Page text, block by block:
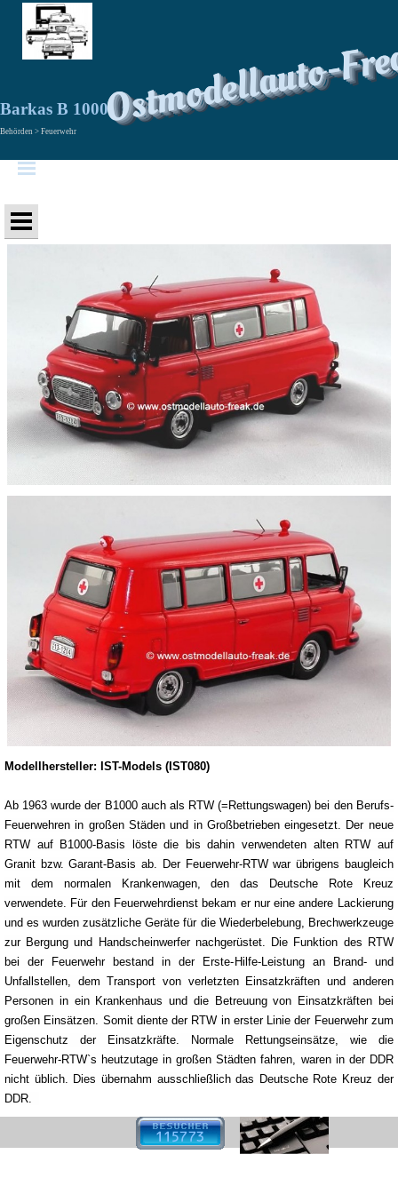
Ostmodellauto-
Barkas B 1000 RTW
Behörden > Feuerwehr
Modellhersteller: IST-Models (IST080)
Ab 1963 wurde der B1000 auch als RTW (=Rettungswagen) bei den Berufs-
Feuerwehren in großen Städen und in Großbetrieben eingesetzt. Der neue
RTW auf B1000-Basis löste die bis dahin verwendeten alten RTW auf
Granit bzw. Garant-Basis ab. Der Feuerwehr-RTW war übrigens baugleich
mit dem normalen Krankenwagen, den das Deutsche Rote Kreuz
verwendete. Für den Feuerwehrdienst bekam er nur eine andere Lackierung
und es wurden zusätzliche Geräte für die Wiederbelebung, Brechwerkzeuge
zur Bergung und Handscheinwerfer nachgerüstet. Die Funktion des RTW
bei der Feuerwehr bestand in der Erste-Hilfe-Leistung an Brand- und
Unfallstellen, dem Transport von verletzten Einsatzkräften und anderen
Personen in ein Krankenhaus und die Betreuung von Einsatzkräften bei
großen Einsätzen. Somit diente der RTW in erster Linie der Feuerwehr zum
Eigenschutz der Einsatzkräfte. Normale Rettungseinsätze, wie die
Feuerwehr-RTW`s heutzutage in großen Städten fahren, waren in der DDR
nicht üblich. Dies übernahm ausschließlich das Deutsche Rote Kreuz der
DDR.